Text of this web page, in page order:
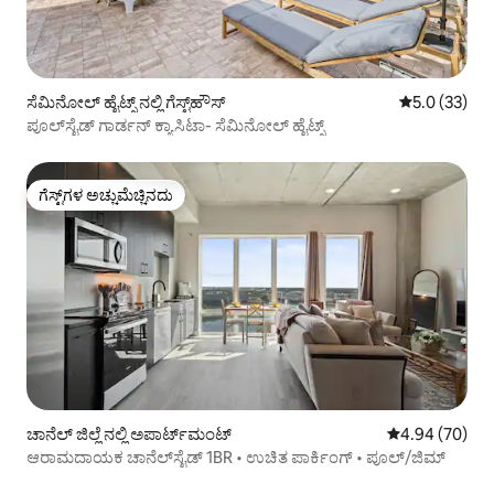
ಸೆಮಿನೋಲ್ ಹೈಟ್ಸ್ ನಲ್ಲಿ ಗೆಸ್ಟ್‌ಹೌಸ್ 5 ರಲ್ಲಿ 5.0
5.0 (33)
ಪೂಲ್‌ಸೈಡ್ ಗಾರ್ಡನ್ ಕ್ಯಾಸಿಟಾ- ಸೆಮಿನೋಲ್ ಹೈಟ್ಸ್
ಗೆಸ್ಟ್‌ಗಳ ಅಚ್ಚುಮೆಚ್ಚಿನದು
ಗೆಸ್ಟ್‌ಗಳ ಅಚ್ಚುಮೆಚ್ಚಿನದು
ಚಾನೆಲ್ ಜಿಲ್ಲೆ ನಲ್ಲಿ ಅಪಾರ್ಟ್‌ಮಂಟ್ 5 ರಲ್ಲಿ 4.94
4.94 (70)
ಆರಾಮದಾಯಕ ಚಾನೆಲ್‌ಸೈಡ್ 1BR • ಉಚಿತ ಪಾರ್ಕಿಂಗ್ • ಪೂಲ್/ಜಿಮ್